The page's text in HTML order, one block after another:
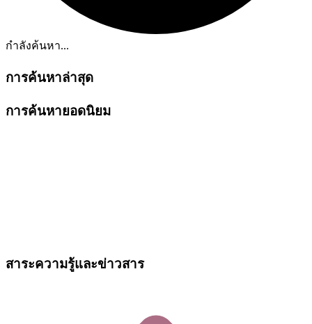
กำลังค้นหา...
การค้นหาล่าสุด
การค้นหายอดนิยม
สาระความรู้และข่าวสาร